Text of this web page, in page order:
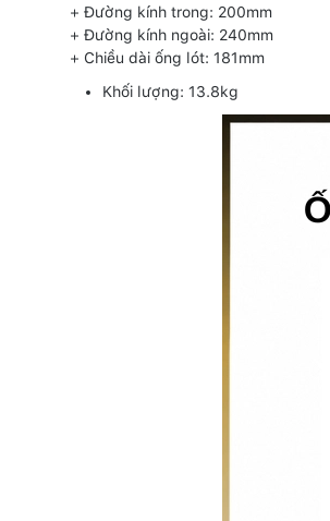
+ Đường kính trong: 200mm
+ Đường kính ngoài: 240mm
+ Chiều dài ống lót: 181mm
Khối lượng: 13.8kg